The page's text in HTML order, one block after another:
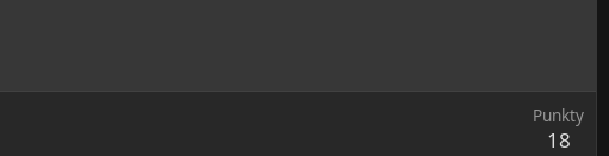
Punkty
18